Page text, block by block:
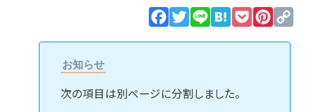
Facebook
Twitter
Line HatenaPocket
お知らせ
次の項目は別ページに分割しました。